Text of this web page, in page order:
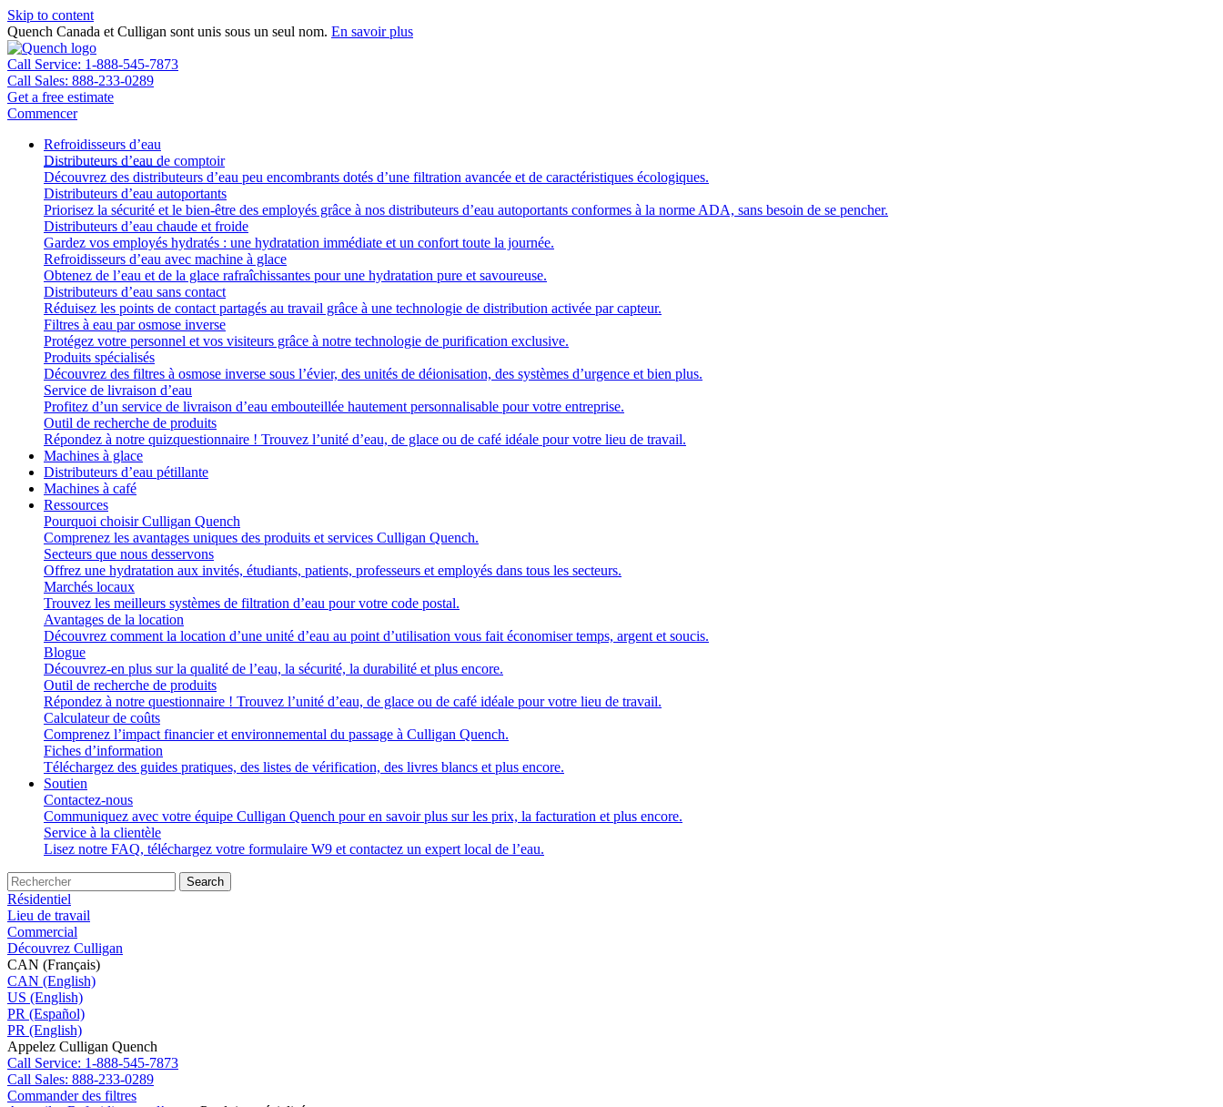
Skip to content
Quench Canada et Culligan sont unis sous un seul nom. En savoir plus
Call Service: 1-888-545-7873
Call Sales: 888-233-0289
Get a free estimate
Commencer
Refroidisseurs d’eau
Distributeurs d’eau de comptoir
Découvrez des distributeurs d’eau peu encombrants dotés d’une filtration avancée et de caractéristiques écologiques.
Distributeurs d’eau autoportants
Priorisez la sécurité et le bien-être des employés grâce à nos distributeurs d’eau autoportants conformes à la norme ADA, sans besoin de se pencher.
Distributeurs d’eau chaude et froide
Gardez vos employés hydratés : une hydratation immédiate et un confort toute la journée.
Refroidisseurs d’eau avec machine à glace
Obtenez de l’eau et de la glace rafraîchissantes pour une hydratation pure et savoureuse.
Distributeurs d’eau sans contact
Réduisez les points de contact partagés au travail grâce à une technologie de distribution activée par capteur.
Filtres à eau par osmose inverse
Protégez votre personnel et vos visiteurs grâce à notre technologie de purification exclusive.
Produits spécialisés
Découvrez des filtres à osmose inverse sous l’évier, des unités de déionisation, des systèmes d’urgence et bien plus.
Service de livraison d’eau
Profitez d’un service de livraison d’eau embouteillée hautement personnalisable pour votre entreprise.
Outil de recherche de produits
Répondez à notre quizquestionnaire ! Trouvez l’unité d’eau, de glace ou de café idéale pour votre lieu de travail.
Machines à glace
Distributeurs d’eau pétillante
Machines à café
Ressources
Pourquoi choisir Culligan Quench
Comprenez les avantages uniques des produits et services Culligan Quench.
Secteurs que nous desservons
Offrez une hydratation aux invités, étudiants, patients, professeurs et employés dans tous les secteurs.
Marchés locaux
Trouvez les meilleurs systèmes de filtration d’eau pour votre code postal.
Avantages de la location
Découvrez comment la location d’une unité d’eau au point d’utilisation vous fait économiser temps, argent et soucis.
Blogue
Découvrez-en plus sur la qualité de l’eau, la sécurité, la durabilité et plus encore.
Outil de recherche de produits
Répondez à notre questionnaire ! Trouvez l’unité d’eau, de glace ou de café idéale pour votre lieu de travail.
Calculateur de coûts
Comprenez l’impact financier et environnemental du passage à Culligan Quench.
Fiches d’information
Téléchargez des guides pratiques, des listes de vérification, des livres blancs et plus encore.
Soutien
Contactez-nous
Communiquez avec votre équipe Culligan Quench pour en savoir plus sur les prix, la facturation et plus encore.
Service à la clientèle
Lisez notre FAQ, téléchargez votre formulaire W9 et contactez un expert local de l’eau.
Search
Résidentiel
Lieu de travail
Commercial
Découvrez Culligan
CAN (Français)
CAN (English)
US (English)
PR (Español)
PR (English)
Appelez Culligan Quench
Call Service: 1-888-545-7873
Call Sales: 888-233-0289
Commander des filtres